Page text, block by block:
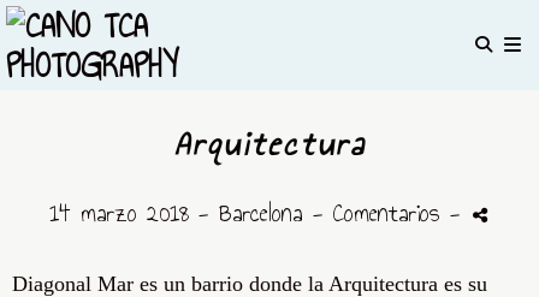
Arquitectura
14 marzo 2018 - Barcelona - Comentarios -
Diagonal Mar es un barrio donde la Arquitectura es su